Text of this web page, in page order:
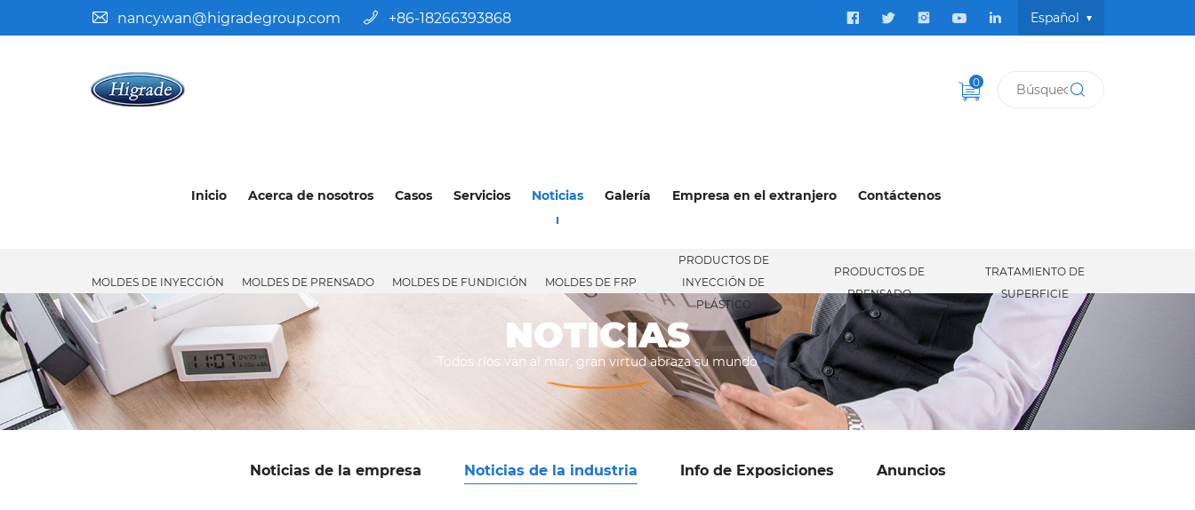
nancy.wan@higradegroup.com +86-18266393868 Español
0
Inicio Acerca de nosotros Casos Servicios Noticias Galería Empresa en el extranjero Contáctenos
MOLDES DE INYECCIÓN MOLDES DE PRENSADO MOLDES DE FUNDICIÓN MOLDES DE FRP
PRODUCTOS DE
INYECCIÓN DE
PLÁSTICO
PRODUCTOS DE
PRENSADO
TRATAMIENTO DE
SUPERFICIE
NOTICIAS
NOTICIAS
Todos ríos van al mar, gran virtud abraza su mundo
Noticias de la empresa Noticias de la industria Info de Exposiciones Anuncios